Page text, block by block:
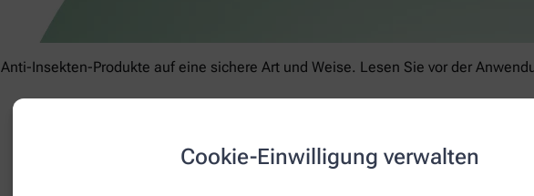
Cookie-Einwilligung verwalten
Anti-Insekten-Produkte auf eine sichere Art und Weise. Lesen Sie vor der